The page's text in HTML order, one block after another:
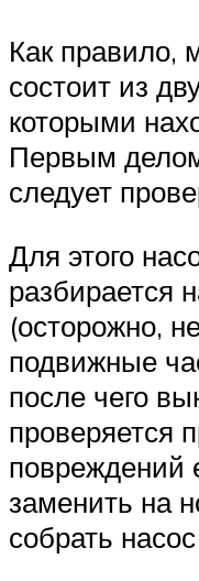
Как правило,
состоит из
которыми
Первым
следует
Для этого
разбирается
(осторожно,
подвижные
после чего
проверяется
повреждений
заменить на
собрать насос